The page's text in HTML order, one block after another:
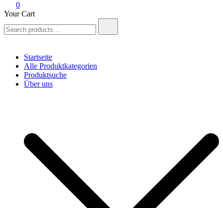
0
Your Cart
for:
Startseite
Alle Produktkategorien
Produktsuche
Über uns